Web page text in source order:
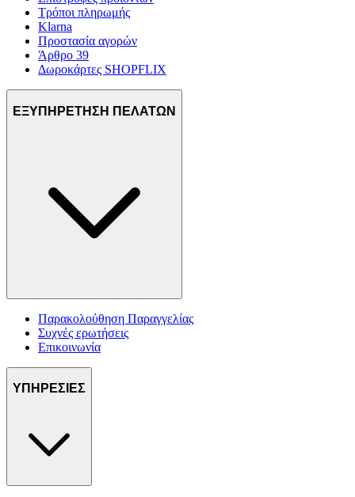
Τρόποι πληρωμής
Klarna
Προστασία αγορών
Άρθρο 39
Δωροκάρτες SHOPFLIX
ΕΞΥΠΗΡΕΤΗΣΗ ΠΕΛΑΤΩΝ
Παρακολούθηση Παραγγελίας
Συχνές ερωτήσεις
Επικοινωνία
ΥΠΗΡΕΣΙΕΣ